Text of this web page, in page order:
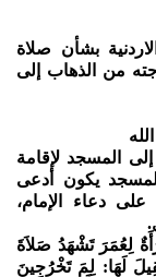
بشأن صلاة
من الذهاب إلى
المسجد لإقامة
يكون أدعى
دعاء الإمام،
لِعُمَرَ تَشْهَدُ صَلاَةَ
لَهَا: لِمَ تَخْرُجِينَ